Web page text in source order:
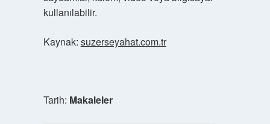
kullanılabilir.
Kaynak: suzerseyahat.com.tr
Tarih: Makaleler